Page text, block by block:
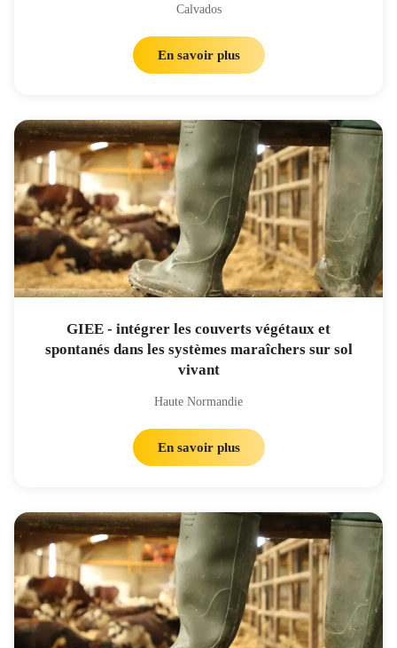
Calvados
En savoir plus
GIEE - intégrer les couverts végétaux et
spontanés dans les systèmes maraîchers sur sol
vivant
Haute Normandie
En savoir plus